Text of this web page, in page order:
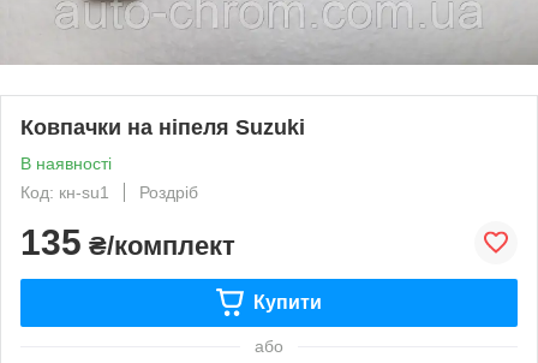
Ковпачки на ніпеля Suzuki
В наявності
Код: кн-su1
Роздріб
135 ₴/комплект
Купити
або